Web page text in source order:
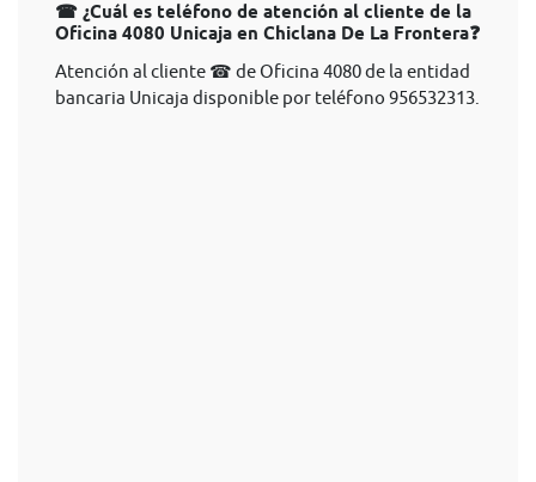
☎ ¿Cuál es teléfono de atención al cliente de la
Oficina 4080 Unicaja en Chiclana De La Frontera❓
Atención al cliente ☎ de Oficina 4080 de la entidad
bancaria Unicaja disponible por teléfono 956532313.